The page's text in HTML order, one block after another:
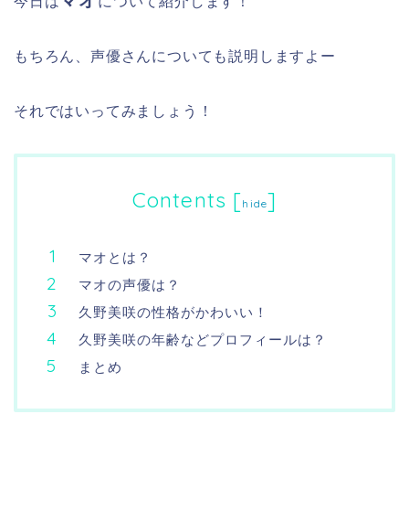
もちろん、声優さんについても説明しますよー
それではいってみましょう！
Contents [hide]
マオとは？
マオの声優は？
久野美咲の性格がかわいい！
久野美咲の年齢などプロフィールは？
まとめ